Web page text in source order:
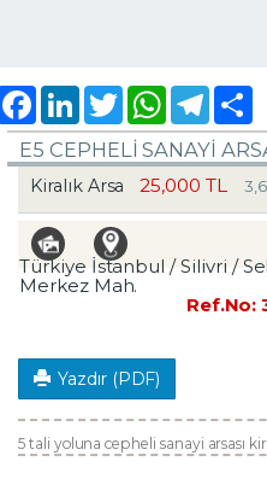
FacebookLinkedInTwitter WhatsAppTelegram
E5 CEPHELI SANAYI
Kiralık Arsa 25,000 TL
Türkiye İstanbul / Silivri /
Merkez Mah.
Ref.No:
Yazdır (PDF)
5 tali yoluna cepheli sanayi arsası